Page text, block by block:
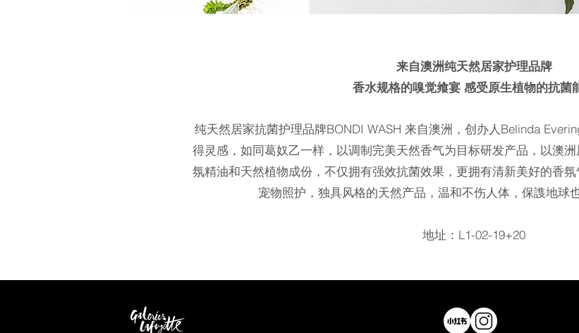
来自澳洲纯天然居家护理品牌
香水规格的嗅觉飨宴 感受原生植物的抗菌
纯天然居家抗菌护理品牌BONDI WASH 来自澳洲，创办人Belinda
得灵感，如同葛奴乙一样，以调制完美天然香气为目标研发产品，以澳
氛精油和天然植物成份，不仅拥有强效抗菌效果，更拥有清新美好的香
宠物照护，独具风格的天然产品，温和不伤人体，保謢地球
​地址：L1-02-19+20